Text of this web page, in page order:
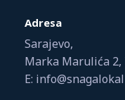
Adresa
Sarajevo,
Marka Marulića 2,
E: